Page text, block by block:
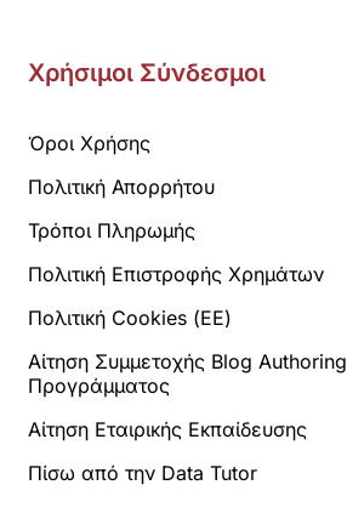
Χρήσιμοι Σύνδεσμοι
Όροι Χρήσης
Πολιτική Απορρήτου
Τρόποι Πληρωμής
Πολιτική Επιστροφής Χρημάτων
Πολιτική Cookies (ΕΕ)
Αίτηση Συμμετοχής Blog Authoring
Προγράμματος
Αίτηση Εταιρικής Εκπαίδευσης
Πίσω από την Data Tutor